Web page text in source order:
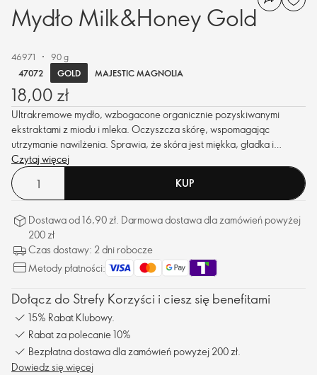
Mydło Milk&Honey Gold
46971
90 g
47072
GOLD MAJESTIC MAGNOLIA
18,00 zł
Ultrakremowe mydło, wzbogacone organicznie pozyskiwanymi
ekstraktami z miodu i mleka. Oczyszcza skórę, wspomagając
utrzymanie nawilżenia. Sprawia, że skóra jest miękka, gładka i
pachnąca.
Czytaj więcej
KUP
Dostawa od 16,90 zł. Darmowa dostawa dla zamówień powyżej
200 zł
Czas dostawy: 2 dni robocze
Metody płatności:
Dołącz do Strefy Korzyści i ciesz się benefitami
15% Rabat Klubowy.
Rabat za polecanie 10%
Bezpłatna dostawa dla zamówień powyżej 200 zł.
Dowiedz się więcej